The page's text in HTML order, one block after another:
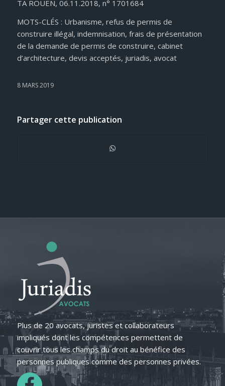
TA ROUEN, 06.11.2018, n° 1701684
MOTS-CLÉS : Urbanisme, refus de permis de
construire illégal, indemnisation, frais de présentation
de la demande de permis de construire, cabinet
d’architecture, devis acceptés, juriadis, avocat
8 MARS 2019
Partager cette publication
Plus de 20 avocats, juristes et collaborateurs
impliqués dont les compétences permettent de
couvrir tous les champs du droit au bénéfice des
personnes publiques comme des personnes privées.